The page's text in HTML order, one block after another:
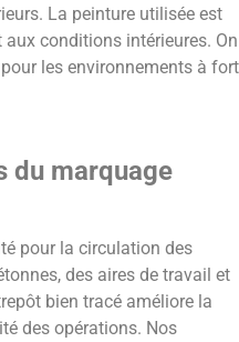
La peinture utilisée est
conditions intérieures. On
les environnements à fort
du marquage
pour la circulation des
des aires de travail et
bien tracé améliore la
des opérations. Nos